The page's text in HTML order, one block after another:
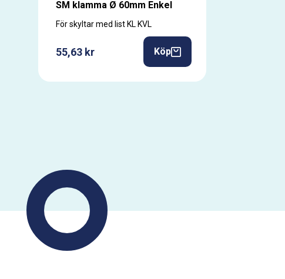
SM klamma Ø 60mm Enkel
För skyltar med list KL KVL
55,63 kr Köp